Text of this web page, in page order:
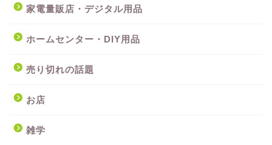
家電量販店・デジタル用品
ホームセンター・DIY用品
売り切れの話題
お店
雑学